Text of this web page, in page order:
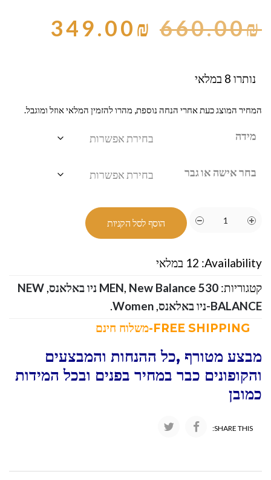
660.00₪
349.00₪
נותרו 8 במלאי
המחיר המוצג כעת אחרי הנחה נוספת, מהרו להזמין המלאי אוזל ומוגבל.
מידה
בחר אישה או גבר
הוסף לסל הקניות
Availability: 12 במלאי
קטגוריות:
MEN, New Balance 530 ניו באלאנס ,
NEW
BALANCE-ניו באלאנס
,
Women
.
מבצע מטורף ,כל ההנחות והמבצעים
והקופונים כבר במחיר בפנים ובכל המידות
כמובן
SHARE THIS: